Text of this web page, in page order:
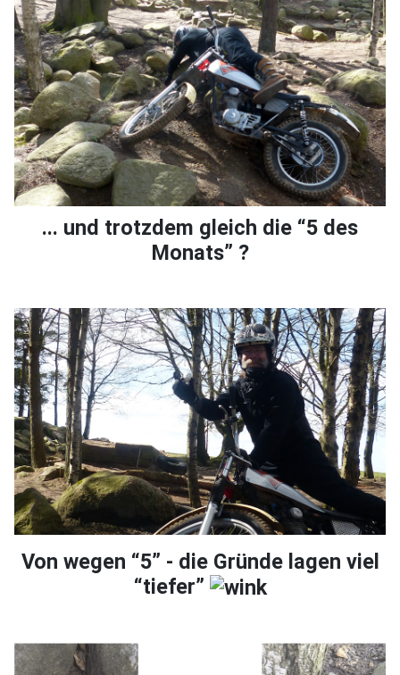
... und trotzdem gleich die “5 des
Monats” ?
Von wegen “5” - die Gründe lagen viel
“tiefer”